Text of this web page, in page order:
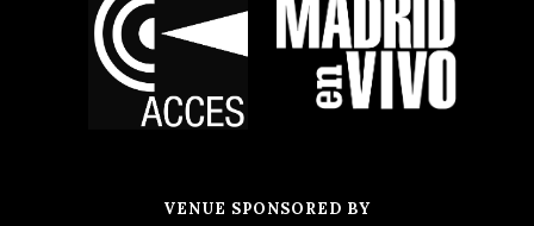
VENUE SPONSORED BY